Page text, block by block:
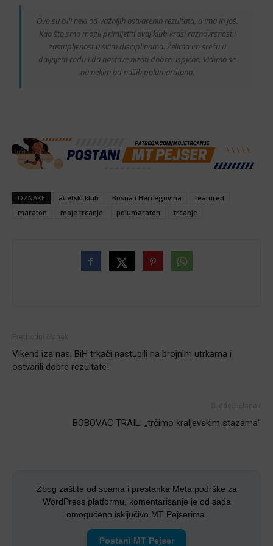
Ovo su bili neki od važnijih ostvarenih rezultata, a ima ih još.
Kao što smo mogli primijetiti ovaj klub krasi raznovrsnost i
zastupljenost u svim disciplinama. Želimo im sreću u
daljnjem radu i da nastave nizati dobre uspjehe. Vidimo se
na nekim od naših polumaratona.
OZNAKE atletski klub Bosna i Hercegovina
featured
maraton
moje trcanje polumaraton trcanje
Vikend iza nas: BiH trkači nastupili na brojnim utrkama i
ostvarili dobre rezultate!
BOBOVAC TRAIL: „trčimo kraljevskim stazama“
Zbog zaštite od spama i prestanka Meta podrške za
WordPress platformu, komentarisanje je od sada
omogućeno isključivo MT Pejserima.
Postani MT Pejser